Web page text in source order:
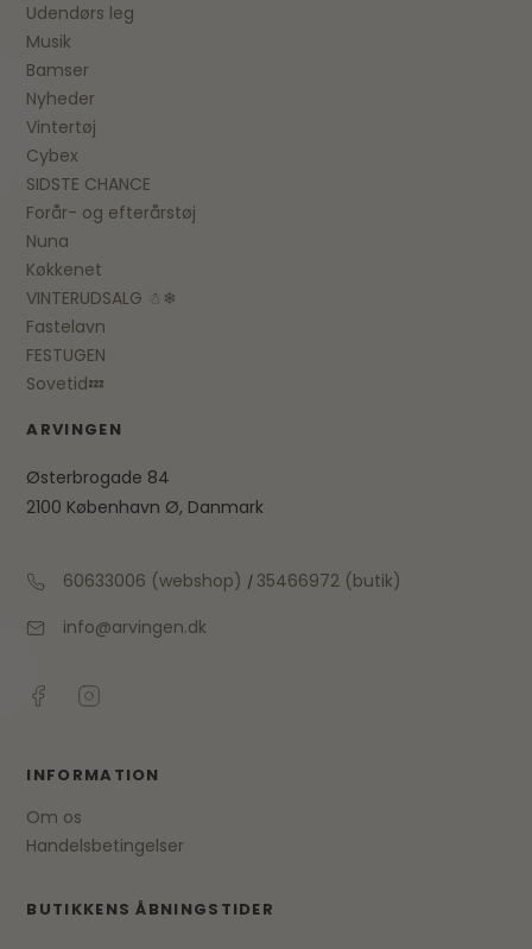
Udendørs leg
Musik
Bamser
Nyheder
Vintertøj
Cybex
SIDSTE CHANCE
Forår- og efterårstøj
Nuna
Køkkenet
VINTERUDSALG ☃❄
Fastelavn
FESTUGEN
Sovetid💤
ARVINGEN
Østerbrogade 84
2100 København Ø, Danmark
60633006 (webshop) /35466972 (butik)
info@arvingen.dk
INFORMATION
Om os
Handelsbetingelser
BUTIKKENS ÅBNINGSTIDER